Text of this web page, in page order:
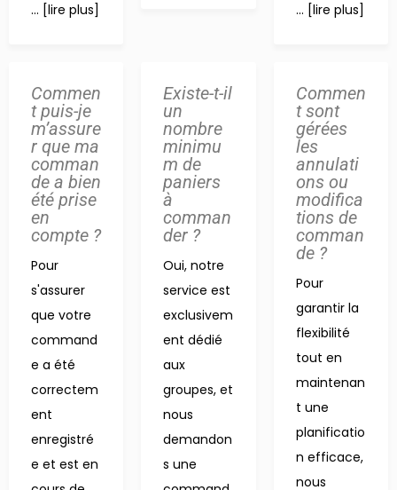
... [lire plus] ... [lire plus]
Commen
t puis-je
m’assure
r que ma
comman
de a bien
été prise
en
compte ?
Pour
s'assurer
que votre
command
e a été
correctem
ent
enregistré
e et est en
Existe-t-il
un
nombre
minimu
m de
paniers
à
comman
der ?
Oui, notre
service est
exclusivem
ent dédié
aux
groupes, et
nous
demandon
s une
Commen
t sont
gérées
les
annulati
ons ou
modifica
tions de
comman
de ?
Pour
garantir la
flexibilité
tout en
maintenan
t une
planificatio
n efficace,
nous